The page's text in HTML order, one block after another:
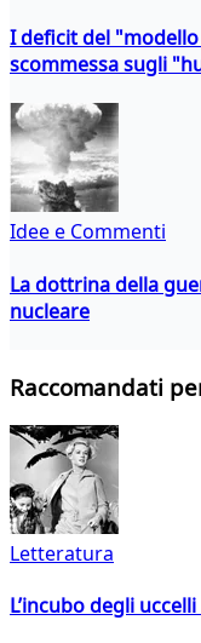
I deficit del
scommessa sugli
Idee e Commenti
La dottrina della
nucleare
Raccomandati
Letteratura
L’incubo degli